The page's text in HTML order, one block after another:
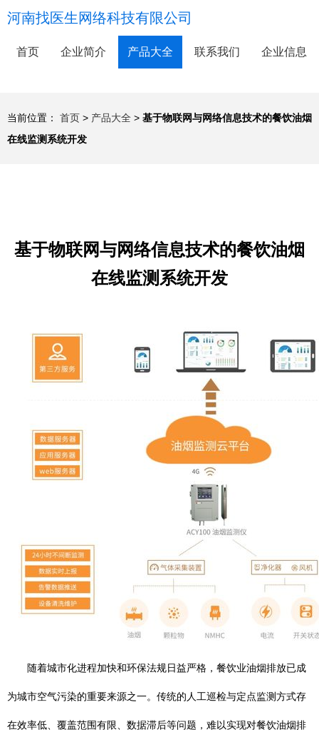
河南找医生网络科技有限公司
首页 企业简介 产品大全 联系我们 企业信息
当前位置： 首页 > 产品大全 > 基于物联网与网络信息技术的餐饮油烟
在线监测系统开发
基于物联网与网络信息技术的餐饮油烟
在线监测系统开发
随着城市化进程加快和环保法规日益严格，餐饮业油烟排放已成
为城市空气污染的重要来源之一。传统的人工巡检与定点监测方式存
在效率低、覆盖范围有限、数据滞后等问题，难以实现对餐饮油烟排